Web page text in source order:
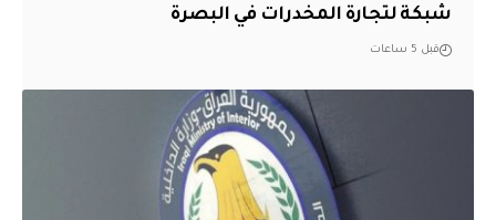
شبكة لتجارة المخدرات في البصرة
قبل 5 ساعات